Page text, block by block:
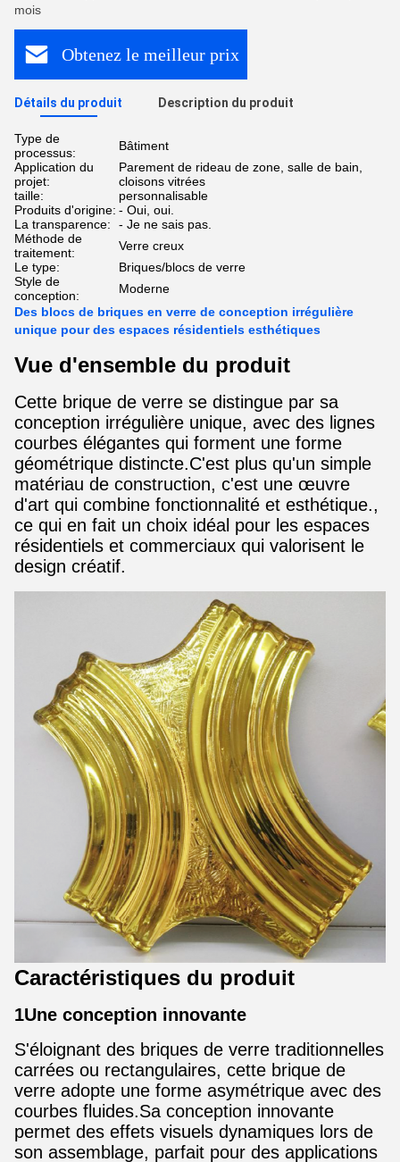
mois
Obtenez le meilleur prix
Détails du produit Description du produit
Type de
processus:
Bâtiment
Application du
projet:
Parement de rideau de zone, salle de bain,
cloisons vitrées
taille:
personnalisable
Produits d'origine: - Oui, oui.
La transparence:
- Je ne sais pas.
Méthode de
traitement:
Verre creux
Le type:
Briques/blocs de verre
Style de
conception:
Moderne
Des blocs de briques en verre de conception irrégulière
unique pour des espaces résidentiels esthétiques
Vue d'ensemble du produit
Cette brique de verre se distingue par sa
conception irrégulière unique, avec des lignes
courbes élégantes qui forment une forme
géométrique distincte.C'est plus qu'un simple
matériau de construction, c'est une œuvre
d'art qui combine fonctionnalité et esthétique.,
ce qui en fait un choix idéal pour les espaces
résidentiels et commerciaux qui valorisent le
design créatif.
Caractéristiques du produit
1Une conception innovante
S'éloignant des briques de verre traditionnelles
carrées ou rectangulaires, cette brique de
verre adopte une forme asymétrique avec des
courbes fluides.Sa conception innovante
permet des effets visuels dynamiques lors de
son assemblage, parfait pour des applications